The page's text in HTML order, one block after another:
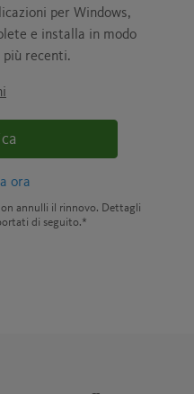
per Windows,
e installa in modo
più recenti.
ora
annulli il rinnovo. Dettagli
di seguito.*